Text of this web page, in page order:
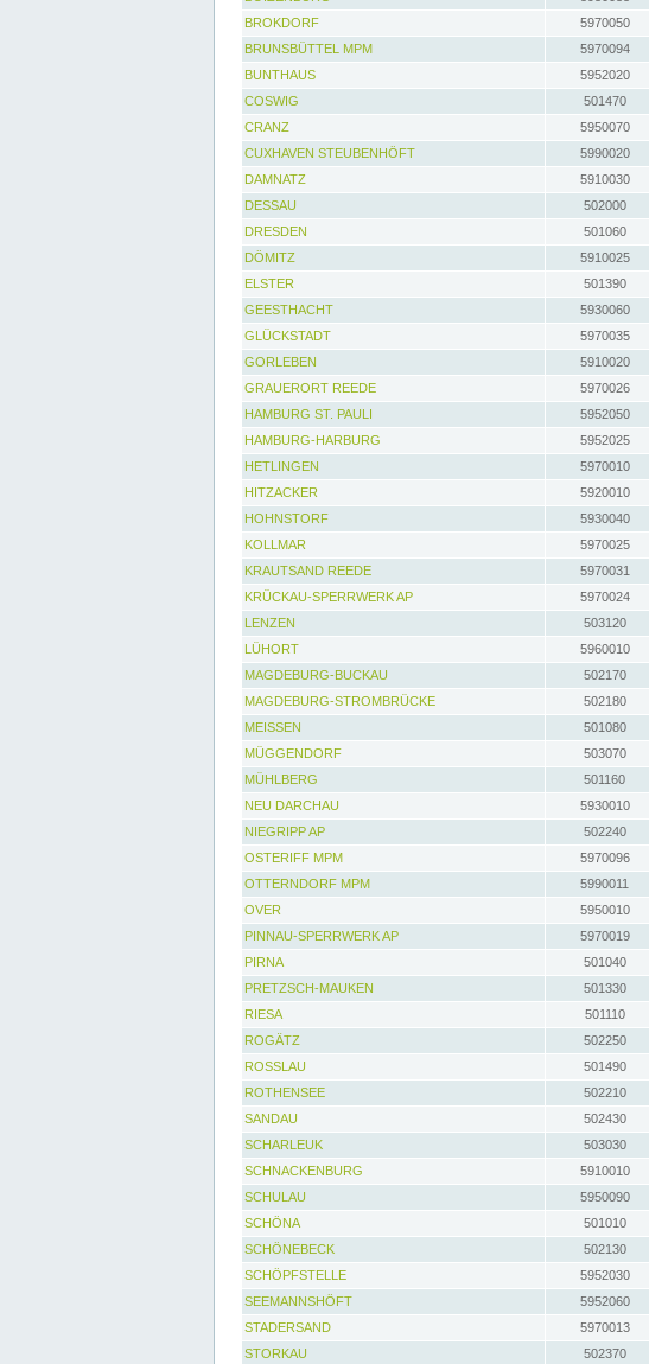
BROKDORF
5970050
BRUNSBÜTTEL MPM
5970094
BUNTHAUS
5952020
COSWIG
501470
CRANZ
5950070
CUXHAVEN STEUBENHÖFT
5990020
DAMNATZ
5910030
DESSAU
502000
DRESDEN
501060
DÖMITZ
5910025
ELSTER
501390
GEESTHACHT
5930060
GLÜCKSTADT
5970035
GORLEBEN
5910020
GRAUERORT REEDE
5970026
HAMBURG ST. PAULI
5952050
HAMBURG-HARBURG
5952025
HETLINGEN
5970010
HITZACKER
5920010
HOHNSTORF
5930040
KOLLMAR
5970025
KRAUTSAND REEDE
5970031
KRÜCKAU-SPERRWERK AP
5970024
LENZEN
503120
LÜHORT
5960010
MAGDEBURG-BUCKAU
502170
MAGDEBURG-STROMBRÜCKE
502180
MEISSEN
501080
MÜGGENDORF
503070
MÜHLBERG
501160
NEU DARCHAU
5930010
NIEGRIPP AP
502240
OSTERIFF MPM
5970096
OTTERNDORF MPM
5990011
OVER
5950010
PINNAU-SPERRWERK AP
5970019
PIRNA
501040
PRETZSCH-MAUKEN
501330
RIESA
501110
ROGÄTZ
502250
ROSSLAU
501490
ROTHENSEE
502210
SANDAU
502430
SCHARLEUK
503030
SCHNACKENBURG
5910010
SCHULAU
5950090
SCHÖNA
501010
SCHÖNEBECK
502130
SCHÖPFSTELLE
5952030
SEEMANNSHÖFT
5952060
STADERSAND
5970013
STORKAU
502370